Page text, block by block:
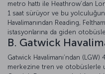
metro hattı ile Heathrow’dan
1 saat sürüyor ve bu
Havalimanından Reading,
istasyonlarına da giden
B. Gatwick
Gatwick Havalimanı’ndan
merkezine tren ve otobüslerle